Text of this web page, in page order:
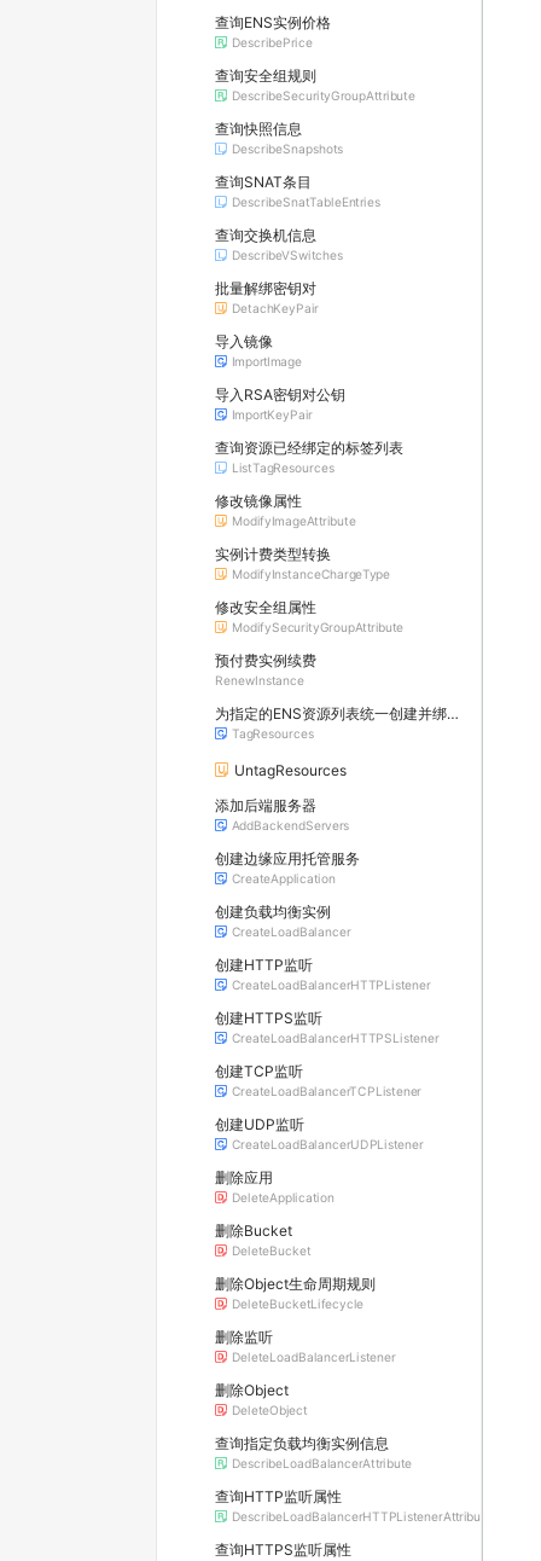
查询ENS实例价格
DescribePrice
查询安全组规则
DescribeSecurityGroupAttribute
查询快照信息
DescribeSnapshots
查询SNAT条目
DescribeSnatTableEntries
查询交换机信息
DescribeVSwitches
批量解绑密钥对
DetachKeyPair
导入镜像
ImportImage
导入RSA密钥对公钥
ImportKeyPair
查询资源已经绑定的标签列表
ListTagResources
修改镜像属性
ModifyImageAttribute
实例计费类型转换
ModifyInstanceChargeType
修改安全组属性
ModifySecurityGroupAttribute
预付费实例续费
RenewInstance
为指定的ENS资源列表统一创建并绑定标签
TagResources
UntagResources
添加后端服务器
AddBackendServers
创建边缘应用托管服务
CreateApplication
创建负载均衡实例
CreateLoadBalancer
创建HTTP监听
CreateLoadBalancerHTTPListener
创建HTTPS监听
CreateLoadBalancerHTTPSListener
创建TCP监听
CreateLoadBalancerTCPListener
创建UDP监听
CreateLoadBalancerUDPListener
删除应用
DeleteApplication
删除Bucket
DeleteBucket
删除Object生命周期规则
DeleteBucketLifecycle
删除监听
DeleteLoadBalancerListener
删除Object
DeleteObject
查询指定负载均衡实例信息
DescribeLoadBalancerAttribute
查询HTTP监听属性
DescribeLoadBalancerHTTPListenerAttribute
查询HTTPS监听属性